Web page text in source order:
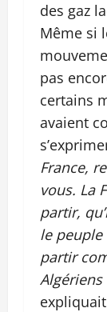
des gaz
Même si
pas
certains
avaient
France,
vous. La
partir,
le
partir
Algériens